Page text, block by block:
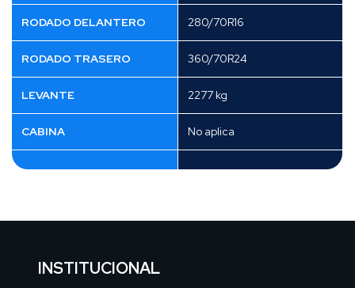
RODADO DELANTERO 280/70R16
RODADO TRASERO 360/70R24
LEVANTE 2277 kg
CABINA No aplica
INSTITUCIONAL